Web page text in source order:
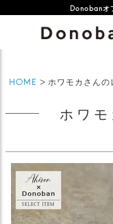
Donobanオ
オフィシャルサ
HOME ホワモカさんの
ホワ